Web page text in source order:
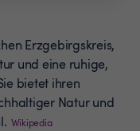
Erzgebirgskreis,
und eine ruhige,
bietet ihren
Natur und
Wikipedia